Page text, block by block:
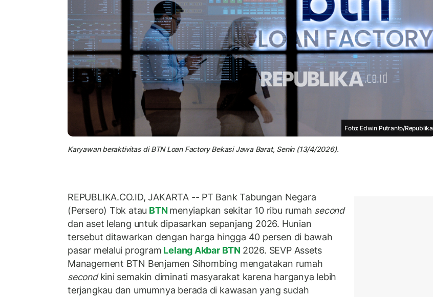
Foto: Edwin Putranto/Republika
Karyawan beraktivitas di BTN Loan Factory Bekasi Jawa Barat, Senin (13/4/2026).
REPUBLIKA.CO.ID, JAKARTA -- PT Bank Tabungan Negara
(Persero) Tbk atau BTN menyiapkan sekitar 10 ribu rumah second
dan aset lelang untuk dipasarkan sepanjang 2026. Hunian
tersebut ditawarkan dengan harga hingga 40 persen di bawah
pasar melalui program Lelang Akbar BTN 2026. SEVP Assets
Management BTN Benjamen Sihombing mengatakan rumah
secondkini semakin diminati masyarakat karena harganya lebih
terjangkau dan umumnya berada di kawasan yang sudah